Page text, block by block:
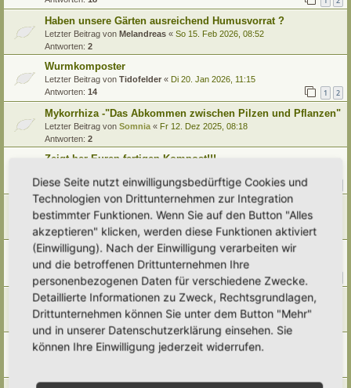
Haben unsere Gärten ausreichend Humusvorrat ?
Letzter Beitrag von Melandreas « So 15. Feb 2026, 08:52
Antworten: 2
Wurmkomposter
Letzter Beitrag von Tidofelder « Di 20. Jan 2026, 11:15
Antworten: 14 1 2
Mykorrhiza -"Das Abkommen zwischen Pilzen und Pflanzen"
Letzter Beitrag von Somnia « Fr 12. Dez 2025, 08:18
Antworten: 2
Zeigt her Euren fertigen Kompost!!!
Antworten:11
Walnussschalen verwerten?
Letzter Beitrag vonAmarille «Sa 15. Nov 2025, 18:27
Antworten:5
humusaufbauende Pflanzen ???
Letzter Beitrag vonMelandreas«Fr 14. Nov 2025, 16:16
Antworten: 10
Häcksel als Mulch
Letzter Beitrag vonSimbienchen« So 9. Nov 2025, 19:07
Antworten:
natürlicher Kompostbeschleuniger
Somnia«
Diese Seite nutzt einwilligungsbedürftige Cookies und
Technologien von Drittunternehmen zur Integration
bestimmter Funktionen. Wenn Sie auf den Button "Alles
akzeptieren" klicken, werden diese Funktionen aktiviert
(Einwilligung). Nach der Einwilligung verarbeiten wir
und die betroffenen Drittunternehmen Ihre
personenbezogenen Daten für verschiedene Zwecke.
Detaillierte Informationen zu Zweck, Rechtsgrundlagen,
Drittunternehmen können Sie unter dem Button "Mehr"
und in unserer Datenschutzerklärung einsehen. Sie
können Ihre Einwilligung jederzeit widerrufen.